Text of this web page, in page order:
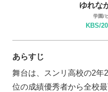
ゆれな
学園/
KBS/
あらすじ
舞台は、スンリ高校の2年
位の成績優秀者から全校